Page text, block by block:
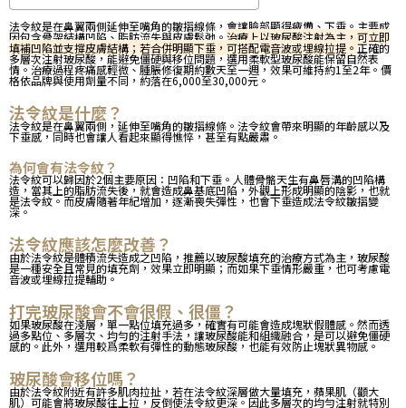
法令紋是在鼻翼兩側延伸至嘴角的皺摺線條，會讓臉部顯得疲憊、下垂。主要成
因包含骨架結構凹陷、脂肪流失與皮膚鬆弛。治療上以玻尿酸注射為主，可立即
填補凹陷並支撐皮膚結構；若合併明顯下垂，可搭配電音波或埋線拉提。 正確的
多層次注射玻尿酸，能避免僵硬與移位問題，選用柔軟型玻尿酸能保留自然表
情。治療過程疼痛感輕微、腫脹修復期約數天至一週，效果可維持約1至2年。價
格依品牌與使用劑量不同，約落在6,000至30,000元。
法令紋是什麼？
法令紋是在鼻翼兩側，延伸至嘴角的皺摺線條。法令紋會帶來明顯的年齡感以及
下垂感，同時也會讓人看起來顯得憔悴，甚至有點嚴肅。
為何會有法令紋？
法令紋可以歸因於2個主要原因：凹陷和下垂。人體骨骼天生有鼻唇溝的凹陷構
造，當其上的脂肪流失後，就會造成鼻基底凹陷，外觀上形成明顯的陰影，也就
是法令紋。而皮膚隨著年紀增加，逐漸喪失彈性，也會下垂造成法令紋皺摺變
深。
法令紋應該怎麼改善？
由於法令紋是體積流失造成之凹陷，推薦以玻尿酸填充的治療方式為主，玻尿酸
是一種安全且常見的填充劑，效果立即明顯；而如果下垂情形嚴重，也可考慮電
音波或埋線拉提輔助。
打完玻尿酸會不會很假、很僵？
如果玻尿酸在淺層，單一點位填充過多，確實有可能會造成塊狀假體感。然而透
過多點位、多層次、均勻的注射手法，讓玻尿酸能和組織融合，是可以避免僵硬
感的。此外，選用較爲柔軟有彈性的動態玻尿酸，也能有效防止塊狀異物感。
玻尿酸會移位嗎？
由於法令紋附近有許多肌肉拉扯，若在法令紋深層做大量填充，蘋果肌（顴大
肌）可能會將玻尿酸往上拉，反倒使法令紋更深。因此多層次的均勻注射就特別